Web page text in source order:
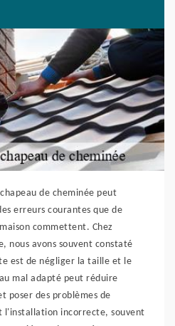
de cheminée peut
erreurs courantes que de
commettent. Chez
nous avons souvent constaté
est de négliger la taille et le
mal adapté peut réduire
poser des problèmes de
l'installation incorrecte, souvent